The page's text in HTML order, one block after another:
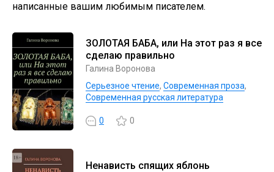
написанные вашим любимым писателем.
ЗОЛОТАЯ БАБА, или На этот раз я все
сделаю правильно
Галина Воронова
Серьезное чтение, Современная проза,
Современная русская литература
0 0
Ненависть спящих яблонь